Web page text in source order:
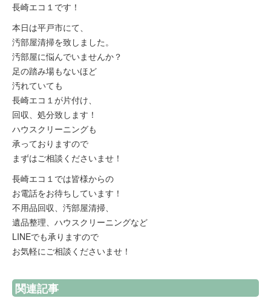
長崎エコ１です！
本日は平戸市にて、
汚部屋清掃を致しました。
汚部屋に悩んでいませんか？
足の踏み場もないほど
汚れていても
長崎エコ１が片付け、
回収、処分致します！
ハウスクリーニングも
承っておりますので
まずはご相談くださいませ！
長崎エコ１では皆様からの
お電話をお待ちしています！
不用品回収、汚部屋清掃、
遺品整理、ハウスクリーニングなど
LINEでも承りますので
お気軽にご相談くださいませ！
関連記事